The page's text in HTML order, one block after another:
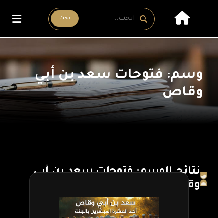
بحث
وسم: فتوحات سعد بن أبي
وقاص
نتائج الوسم: فتوحات سعد بن أبي
وقاص